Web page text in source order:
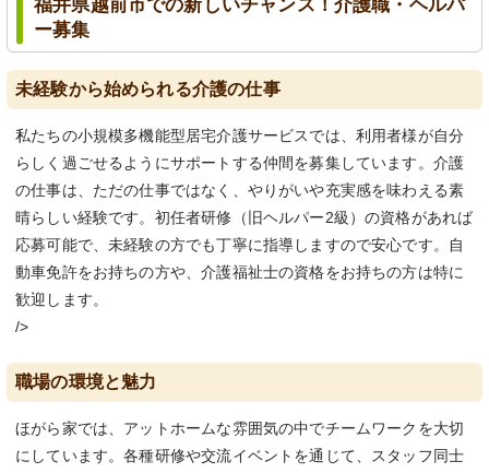
福井県越前市での新しいチャンス！介護職・ヘルパ
ー募集
未経験から始められる介護の仕事
私たちの小規模多機能型居宅介護サービスでは、利用者様が自分
らしく過ごせるようにサポートする仲間を募集しています。介護
の仕事は、ただの仕事ではなく、やりがいや充実感を味わえる素
晴らしい経験です。初任者研修（旧ヘルパー2級）の資格があれば
応募可能で、未経験の方でも丁寧に指導しますので安心です。自
動車免許をお持ちの方や、介護福祉士の資格をお持ちの方は特に
歓迎します。
/>
職場の環境と魅力
ほがら家では、アットホームな雰囲気の中でチームワークを大切
にしています。各種研修や交流イベントを通じて、スタッフ同士